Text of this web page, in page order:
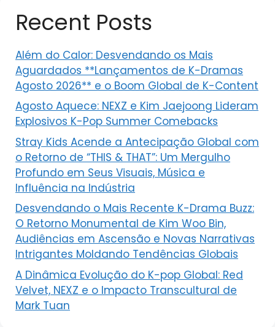
Recent Posts
Além do Calor: Desvendando os Mais
Aguardados **Lançamentos de K-Dramas
Agosto 2026** e o Boom Global de K-Content
Agosto Aquece: NEXZ e Kim Jaejoong Lideram
Explosivos K-Pop Summer Comebacks
Stray Kids Acende a Antecipação Global com
o Retorno de “THIS & THAT”: Um Mergulho
Profundo em Seus Visuais, Música e
Influência na Indústria
Desvendando o Mais Recente K-Drama Buzz:
O Retorno Monumental de Kim Woo Bin,
Audiências em Ascensão e Novas Narrativas
Intrigantes Moldando Tendências Globais
A Dinâmica Evolução do K-pop Global: Red
Velvet, NEXZ e o Impacto Transcultural de
Mark Tuan